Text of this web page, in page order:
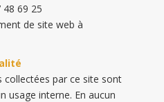
69 25
de site web à
collectées par ce site sont
usage interne. En aucun